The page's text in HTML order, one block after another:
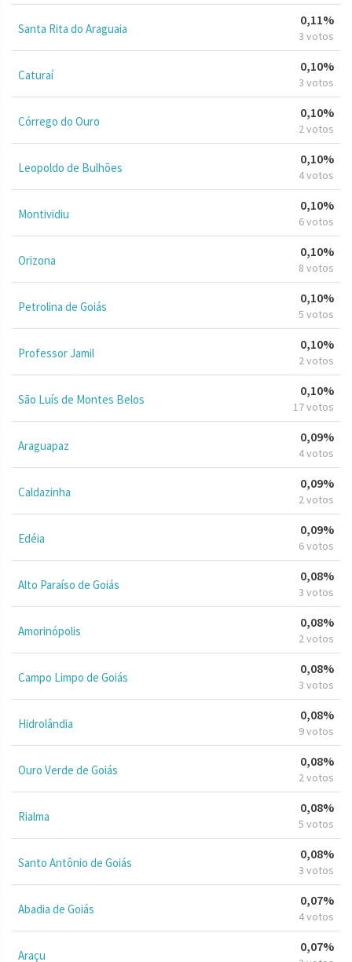
Santa Rita do Araguaia
0,11%
3 votos
Caturaí
0,10%
3 votos
Córrego do Ouro
0,10%
2 votos
Leopoldo de Bulhões
0,10%
4 votos
Montividiu
0,10%
6 votos
Orizona
0,10%
8 votos
Petrolina de Goiás
0,10%
5 votos
Professor Jamil
0,10%
2 votos
São Luís de Montes Belos
0,10%
17 votos
Araguapaz
0,09%
4 votos
Caldazinha
0,09%
2 votos
Edéia
0,09%
6 votos
Alto Paraíso de Goiás
0,08%
3 votos
Amorinópolis
0,08%
2 votos
Campo Limpo de Goiás
0,08%
3 votos
Hidrolândia
0,08%
9 votos
Ouro Verde de Goiás
0,08%
2 votos
Rialma
0,08%
5 votos
Santo Antônio de Goiás
0,08%
3 votos
Abadia de Goiás
0,07%
4 votos
Araçu
0,07%